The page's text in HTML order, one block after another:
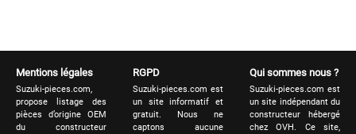
Mentions légales
Suzuki-pieces.com,
propose listage des
pièces d’origine OEM
du constructeur
RGPD
Suzuki-pieces.com est
un site informatif et
gratuit. Nous ne
captons aucune
Qui sommes nous ?
Suzuki-pieces.com est
un site indépendant du
constructeur hébergé
chez OVH. Ce site,